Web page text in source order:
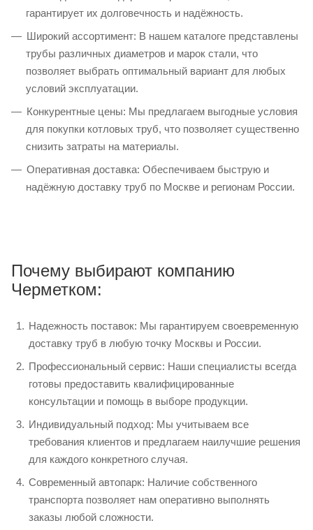
гарантирует их долговечность и надёжность.
Широкий ассортимент: В нашем каталоге представлены
трубы различных диаметров и марок стали, что
позволяет выбрать оптимальный вариант для любых
условий эксплуатации.
Конкурентные цены: Мы предлагаем выгодные условия
для покупки котловых труб, что позволяет существенно
снизить затраты на материалы.
Оперативная доставка: Обеспечиваем быструю и
надёжную доставку труб по Москве и регионам России.
Почему выбирают компанию
Черметком:
Надежность поставок: Мы гарантируем своевременную
доставку труб в любую точку Москвы и России.
Профессиональный сервис: Наши специалисты всегда
готовы предоставить квалифицированные
консультации и помощь в выборе продукции.
Индивидуальный подход: Мы учитываем все
требования клиентов и предлагаем наилучшие решения
для каждого конкретного случая.
Современный автопарк: Наличие собственного
транспорта позволяет нам оперативно выполнять
заказы любой сложности.